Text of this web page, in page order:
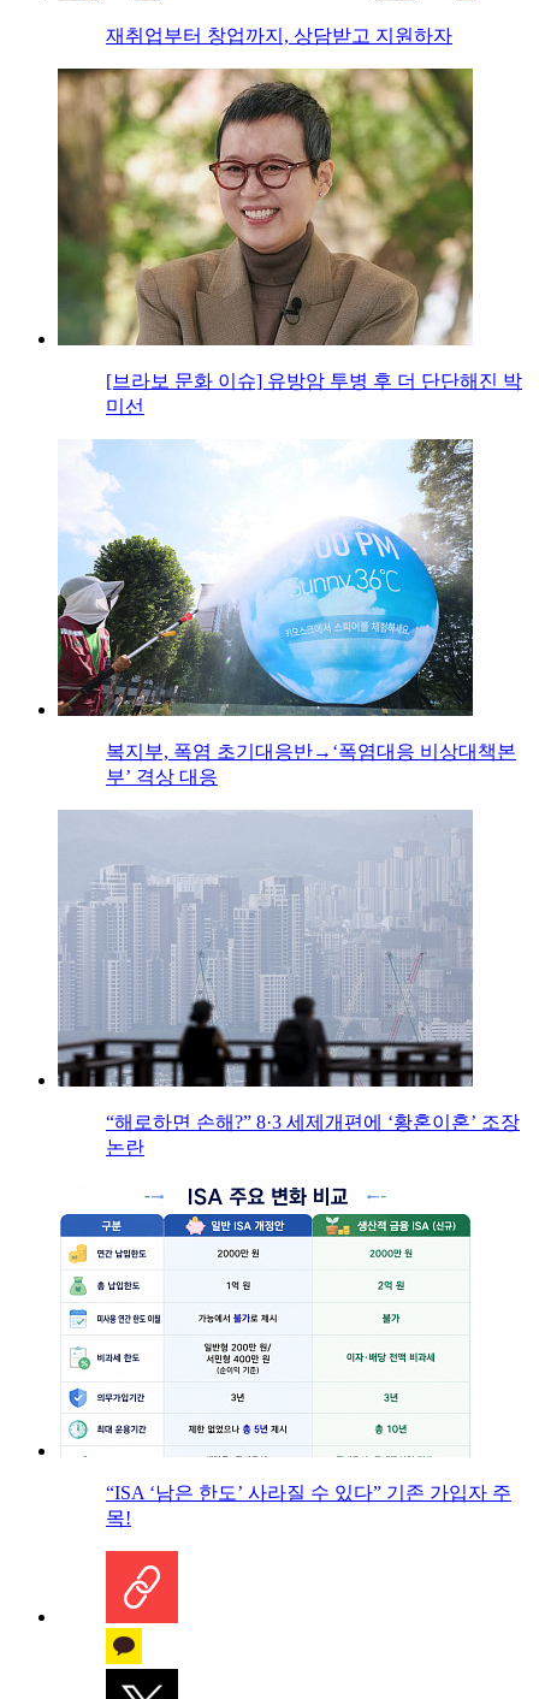
재취업부터 창업까지, 상담받고 지원하자
[브라보 문화 이슈] 유방암 투병 후 더 단단해진 박
미선
복지부, 폭염 초기대응반→‘폭염대응 비상대책본
부’ 격상 대응
“해로하면 손해?” 8·3 세제개편에 ‘황혼이혼’ 조장
논란
“ISA ‘남은 한도’ 사라질 수 있다” 기존 가입자 주
목!